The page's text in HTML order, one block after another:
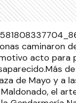
caminaron
acto para
de Mayo y a
el